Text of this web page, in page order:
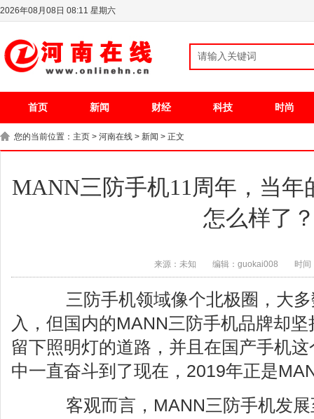
2026年08月08日 08:11 星期六
首页 新闻 财经 科技 时尚
您的当前位置： 主页 > 河南在线 > 新闻 > 正文
MANN三防手机11周年，当
怎么样了
来源：未知 编辑：guokai008 时间
三防手机领域像个北极圈，大多
入，但国内的MANN三防手机品牌却
留下照明灯的道路，并且在国产手机
中一直奋斗到了现在，2019年正是
客观而言，MANN三防手机发展